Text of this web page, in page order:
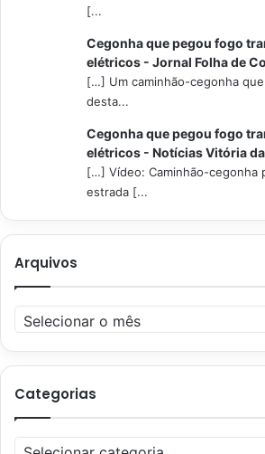
[...
Cegonha que pegou fogo
elétricos - Jornal Folha de
[…] Um caminhão-cegonha
desta...
Cegonha que pegou fogo
elétricos - Notícias Vitória
[…] Vídeo: Caminhão-cegonha
estrada [...
Arquivos
Arquivos
Categorias
Categorias